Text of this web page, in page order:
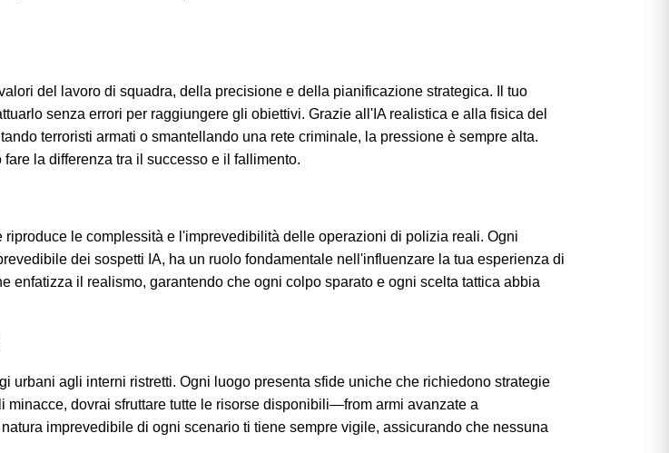
del lavoro di squadra, della precisione e della pianificazione strategica. Il tuo
senza errori per raggiungere gli obiettivi. Grazie all'IA realistica e alla fisica del
terroristi armati o smantellando una rete criminale, la pressione è sempre alta.
la differenza tra il successo e il fallimento.
le complessità e l'imprevedibilità delle operazioni di polizia reali. Ogni
dei sospetti IA, ha un ruolo fondamentale nell'influenzare la tua esperienza di
il realismo, garantendo che ogni colpo sparato e ogni scelta tattica abbia
urbani agli interni ristretti. Ogni luogo presenta sfide uniche che richiedono strategie
dovrai sfruttare tutte le risorse disponibili—from armi avanzate a
imprevedibile di ogni scenario ti tiene sempre vigile, assicurando che nessuna